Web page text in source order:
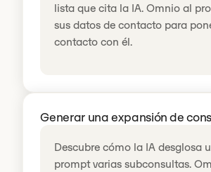
lista que cita la IA. Omnio al
sus datos de contacto para
contacto con él.
Generar una expansión de
Descubre cómo la IA desglosa
prompt varias subconsultas.